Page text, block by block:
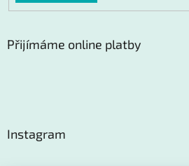
Přijímáme online platby
Instagram